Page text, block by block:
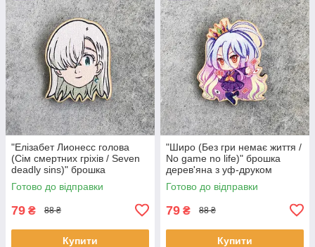
"Елізабет Лионесс голова
(Сім смертних гріхів / Seven
deadly sins)" брошка
дерев'яна з уф-друком
Готово до відправки
79 ₴ 88 ₴
Купити
"Широ (Без гри немає життя /
No game no life)" брошка
дерев'яна з уф-друком
Готово до відправки
79 ₴ 88 ₴
Купити